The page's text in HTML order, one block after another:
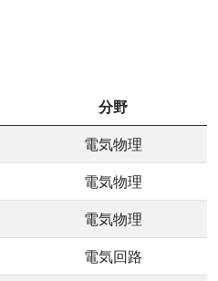
分野
電気物理
電気物理
電気物理
電気回路